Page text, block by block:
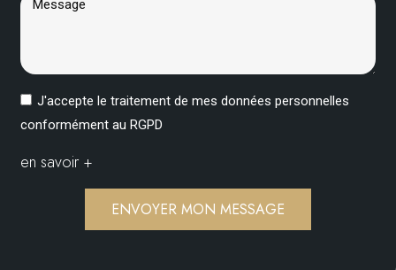
J'accepte le traitement de mes données personnelles
conformément au RGPD
en savoir +
ENVOYER MON MESSAGE